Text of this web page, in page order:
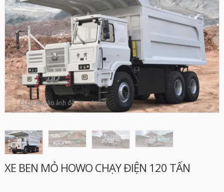
Di chuột vào ảnh để xem chi tiết
XE BEN MỎ HOWO CHẠY ĐIỆN 120 TẤN